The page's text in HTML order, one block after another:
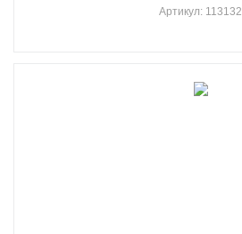
Артикул: 113132